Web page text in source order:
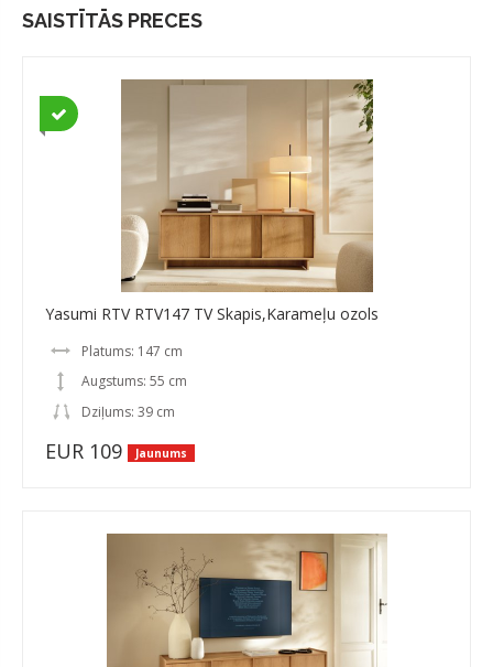
SAISTĪTĀS PRECES
Yasumi RTV RTV147 TV Skapis,Karameļu ozols
Platums: 147 cm
Augstums: 55 cm
Dziļums: 39 cm
EUR 109 Jaunums